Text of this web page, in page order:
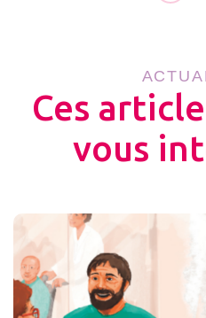
Ces
vous